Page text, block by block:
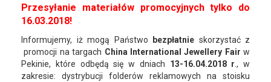
Przesyłanie materiałów promocyjnych tylko do
16.03.2018!
Informujemy, iż mogą Państwo bezpłatnie skorzystać z
promocji na targach China International Jewellery Fair w
Pekinie, które odbędą się w dniach 13-16.04.2018 r ., w
zakresie: dystrybucji folderów reklamowych na stoisku